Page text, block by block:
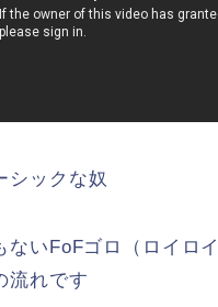
シックな奴
ないFoFゴロ（ロイロ
流れです